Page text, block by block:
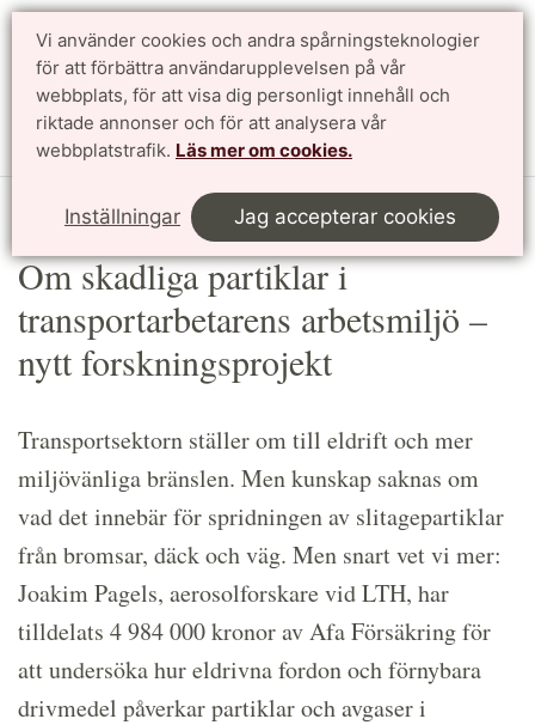
Vi använder cookies och andra spårningsteknologier
för att förbättra användarupplevelsen på vår
webbplats, för att visa dig personligt innehåll och
riktade annonser och för att analysera vår
webbplatstrafik. Läs mer om cookies.
Inställningar Jag accepterar cookies
Sök
Om skadliga partiklar i
transportarbetarens arbetsmiljö –
nytt forskningsprojekt
Transportsektorn ställer om till eldrift och mer
miljövänliga bränslen. Men kunskap saknas om
vad det innebär för spridningen av slitagepartiklar
från bromsar, däck och väg. Men snart vet vi mer:
Joakim Pagels, aerosolforskare vid LTH, har
tilldelats 4 984 000 kronor av Afa Försäkring för
att undersöka hur eldrivna fordon och förnybara
drivmedel påverkar partiklar och avgaser i